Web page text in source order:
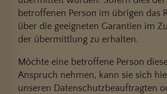
betroffenen Person im übrigen das
über die geeigneten Garantien im
der übermittlung zu erhalten.
Möchte eine betroffene Person
Anspruch nehmen, kann sie sich
unseren Datenschutzbeauftragten